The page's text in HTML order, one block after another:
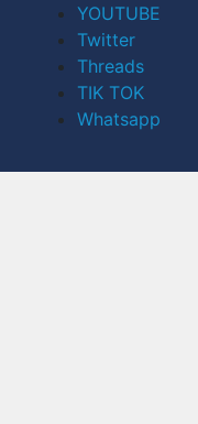
YOUTUBE
Twitter
Threads
TIK TOK
Whatsapp